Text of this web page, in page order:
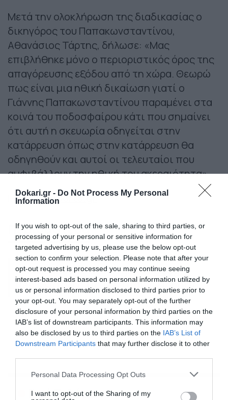
Dokari.gr - Do Not Process My Personal
Information
If you wish to opt-out of the sale, sharing to third parties, or
processing of your personal or sensitive information for
targeted advertising by us, please use the below opt-out
section to confirm your selection. Please note that after your
opt-out request is processed you may continue seeing
interest-based ads based on personal information utilized by
us or personal information disclosed to third parties prior to
your opt-out. You may separately opt-out of the further
disclosure of your personal information by third parties on the
IAB’s list of downstream participants. This information may
also be disclosed by us to third parties on the IAB’s List of
Downstream Participants that may further disclose it to other
Please note that this website/app uses one or more Google
not limited to your visit or usage behaviour. You may click to
Personal Data Processing Opt Outs
I want to opt-out of the Sharing of my
Μετά την ολοκλήρωση της διαδικασίας ο
δικηγόρος του Παπακωνσταντίνου,
Αθανάσιος Τάρτης, δήλωσε: «Μας
επιβλήθηκε μόνο ο περιοριστικός όρος της
απαγόρευσης εξόδου από τη χώρα. Θεωρώ
πως είναι μια ηθική δικαίωση γιατί ο
Γιάννης Παπακωνσταντίνου παραμένει στα
κοινά του ποδοσφαίρου κάτι που σημαίνει
ότι αυτή η σκευωρία οδηγείται στην
κατάρρευση όπως στην κατάρρευση θα
οδηγηθούν και αυτοί οι τελευταίοι που
αμφιβάλλουν την ηθική του ακεραιότητα».
Πηγή:Onsports.gr
Περισσότερα
Ακολούθησε το dokari.gr στοGoogle
Newsγια όλες τις τελευταίες ειδήσεις
ΓΙΑΝΝΗΣ ΠΑΠΑΚΩΝΣΤΑΝΤΙΝΟΥ
Ροή Ειδήσεων